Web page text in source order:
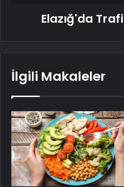
Elazığ'da
İlgili Makaleler